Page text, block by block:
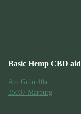
Basic Hemp CBD aid
Am Grün 40a
35037 Marburg